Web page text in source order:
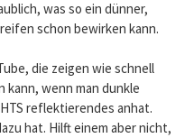
was so ein dünner,
schon bewirken kann.
die zeigen wie schnell
kann, wenn man dunkle
reflektierendes anhat.
hat. Hilft einem aber nicht,